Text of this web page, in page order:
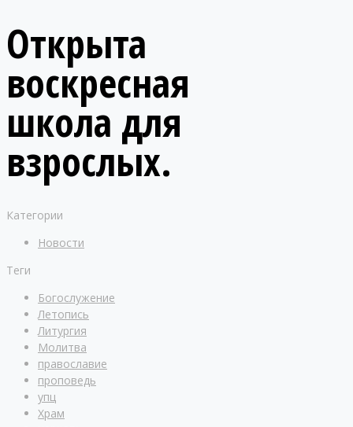
Открыта
воскресная
школа для
взрослых.
Категории
Новости
Теги
Богослужение
Летопись
Литургия
Молитва
православие
проповедь
упц
Храм